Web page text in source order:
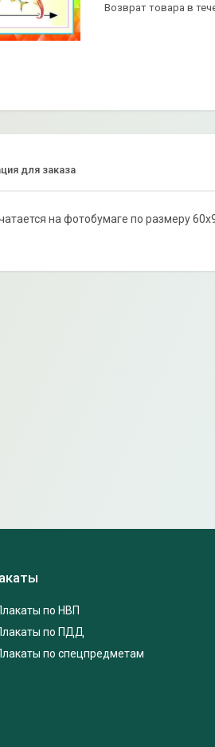
возврат товара в
для заказа
на фотобумаге по размеру
по НВП
по ПДД
по спецпредметам